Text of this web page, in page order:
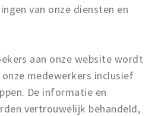
van onze diensten en
aan onze website wordt
medewerkers inclusief
De informatie en
vertrouwelijk behandeld,